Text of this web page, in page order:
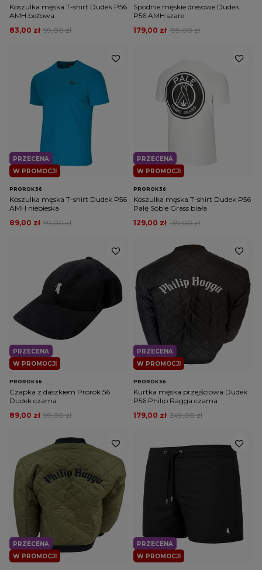
Koszulka męska T-shirt Dudek P56
AMH beżowa
99,00 zł
83,00 zł
Spodnie męskie dresowe Dudek
P56 AMH szare
199,00 zł
179,00 zł
W PROMOCJI
PRZECENA
PROROK 56
Koszulka męska T-shirt Dudek P56
AMH niebieska
99,00 zł
89,00 zł
W PROMOCJI
PRZECENA
PROROK 56
Koszulka męska T-shirt Dudek P56
Palę Sobie Grass biała
139,00 zł
129,00 zł
W PROMOCJI
PRZECENA
PROROK 56
Czapka z daszkiem Prorok 56
Dudek czarna
99,00 zł
89,00 zł
W PROMOCJI
PRZECENA
PROROK 56
Kurtka męska przejściowa Dudek
P56 Philip Ragga czarna
249,00 zł
179,00 zł
W PROMOCJI
PRZECENA
W PROMOCJI
PRZECENA